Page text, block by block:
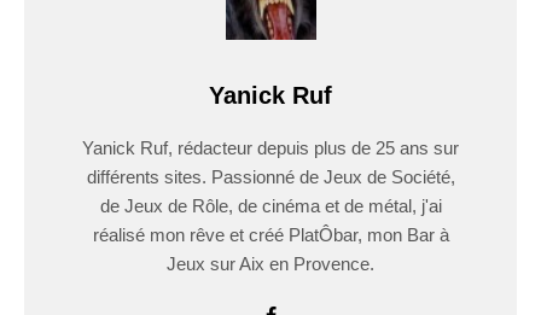
Yanick Ruf
Yanick Ruf, rédacteur depuis plus de 25 ans sur
différents sites. Passionné de Jeux de Société,
de Jeux de Rôle, de cinéma et de métal, j'ai
réalisé mon rêve et créé PlatÔbar, mon Bar à
Jeux sur Aix en Provence.